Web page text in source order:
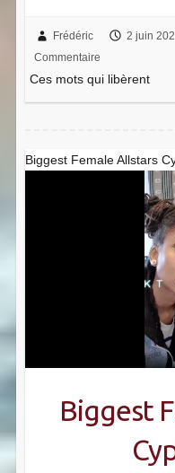
Frédéric 2 juin
Commentaire
Ces mots qui libèrent
Biggest Female Allstars
Biggest